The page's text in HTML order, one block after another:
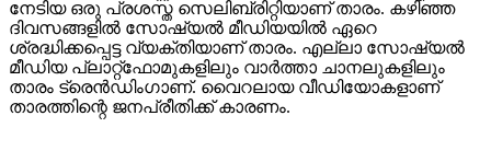
നേടിയ ഒരു പ്രശസ്ത സെലിബ്രിറ്റിയാണ് താരം. കഴിഞ്ഞ
ദിവസങ്ങളിൽ സോഷ്യൽ മീഡിയയിൽ ഏറെ
ശ്രദ്ധിക്കപ്പെട്ട വ്യക്തിയാണ് താരം. എല്ലാ സോഷ്യൽ
മീഡിയ പ്ലാറ്റ്‌ഫോമുകളിലും വാർത്താ ചാനലുകളിലും
താരം ട്രെൻഡിംഗാണ്. വൈറലായ വീഡിയോകളാണ്
താരത്തിന്റെ ജനപ്രീതിക്ക് കാരണം.